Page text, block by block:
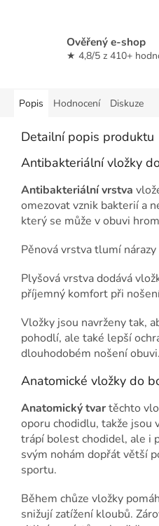
Ověřený e-shop
★ 4,8/5 z 410+
Popis Hodnocení Diskuze
Detailní popis produktu
Antibakteriální vložky
Antibakteriální vrstva
omezovat vznik bakterií a
který se může v obuvi
Pěnová vrstva tlumí
Plyšová vrstva dodává
příjemný komfort při
Vložky jsou navrženy tak,
pohodlí, ale také lepší
dlouhodobém nošení obuvi.
Anatomické vložky do
Anatomický tvartěchto
oporu chodidlu, takže jsou
trápí bolest chodidel, ale i
svým nohám dopřát větší
sportu.
Během chůze vložky
snižují zatížení kloubů.